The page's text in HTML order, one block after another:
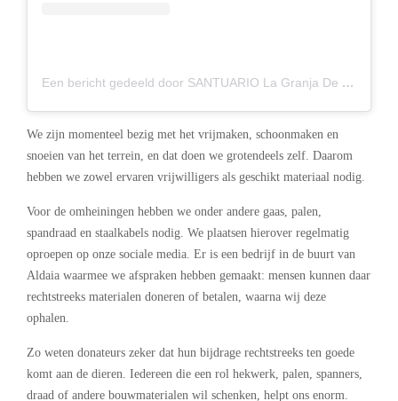
Een bericht gedeeld door SANTUARIO La Granja De IZHAN (@lagranjadeizhan)
We zijn momenteel bezig met het vrijmaken, schoonmaken en
snoeien van het terrein, en dat doen we grotendeels zelf. Daarom
hebben we zowel ervaren vrijwilligers als geschikt materiaal nodig.
Voor de omheiningen hebben we onder andere gaas, palen,
spandraad en staalkabels nodig. We plaatsen hierover regelmatig
oproepen op onze sociale media. Er is een bedrijf in de buurt van
Aldaia waarmee we afspraken hebben gemaakt: mensen kunnen daar
rechtstreeks materialen doneren of betalen, waarna wij deze
ophalen.
Zo weten donateurs zeker dat hun bijdrage rechtstreeks ten goede
komt aan de dieren. Iedereen die een rol hekwerk, palen, spanners,
draad of andere bouwmaterialen wil schenken, helpt ons enorm.